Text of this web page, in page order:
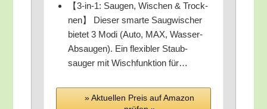
【3‑in‑1: Sau­gen, Wischen & Trock­
nen】 Die­ser smar­te Saug­wi­scher
bie­tet 3 Modi (Auto, MAX, Was­ser-
Absau­gen). Ein fle­xi­bler Staub­
sauger mit Wisch­funk­ti­on für…
» Aktu­el­len Preis auf Ama­zon